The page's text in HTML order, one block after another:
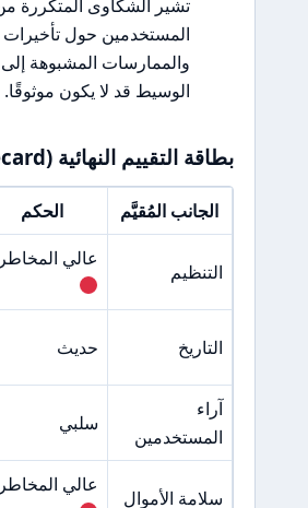
تشير الشكاوى المتكررة
المستخدمين حول
والممارسات المشبوهة
الوسيط قد لا يكون موثوقًا.
بطاقة التقييم النهائية (Scorecard)
الجانب المُقيَّم الحكم
التنظيم
عالي المخاطر
التاريخ حديث
آراء
المستخدمين
سلبي
سلامة الأموال
عالي المخاطر